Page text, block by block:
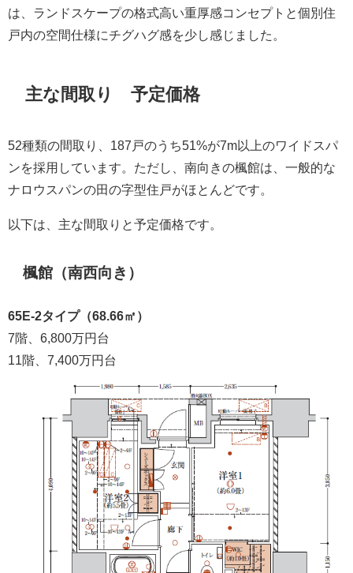
は、ランドスケープの格式高い重厚感コンセプトと個別住
戸内の空間仕様にチグハグ感を少し感じました。
主な間取り 予定価格
52種類の間取り、187戸のうち51%が7m以上のワイドスパ
ンを採用しています。ただし、南向きの楓館は、一般的な
ナロウスパンの田の字型住戸がほとんどです。
以下は、主な間取りと予定価格です。
楓館（南西向き）
65E-2タイプ（68.66㎡）
7階、6,800万円台
11階、7,400万円台